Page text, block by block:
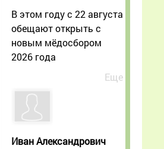
В этом году с 22 августа
обещают открыть с
новым мёдосбором
2026 года
Еще
Иван Александрович